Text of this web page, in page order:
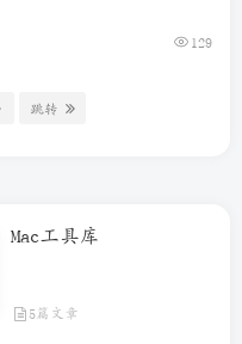
129
跳转
Mac工具库
5篇文章